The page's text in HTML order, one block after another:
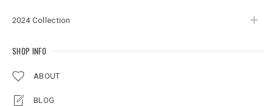
2024 Collection
SHOP INFO
ABOUT
BLOG